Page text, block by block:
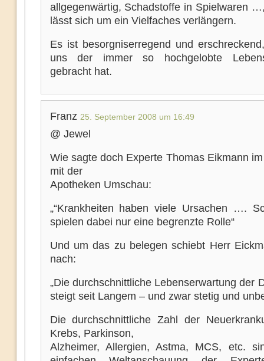
allgegenwärtig, Schadstoffe in Spielwaren
lässt sich um ein Vielfaches verlängern.
Es ist besorgniserregend und
uns der immer so hochgelobte
gebracht hat.
Franz 25. September 2008 um 16:49
@ Jewel
Wie sagte doch Experte Thomas Eikmann
mit der
Apotheken Umschau:
„“Krankheiten haben viele Ursachen ….
spielen dabei nur eine begrenzte Rolle“
Und um das zu belegen schiebt Herr
nach:
„Die durchschnittliche Lebenserwartung der
steigt seit Langem – und zwar stetig und
Die durchschnittliche Zahl der
Krebs, Parkinson,
Alzheimer, Allergien, Astma, MCS, etc.